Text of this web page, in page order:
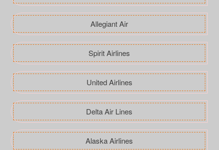
Allegiant Air
Spirit Airlines
United Airlines
Delta Air Lines
Alaska Airlines